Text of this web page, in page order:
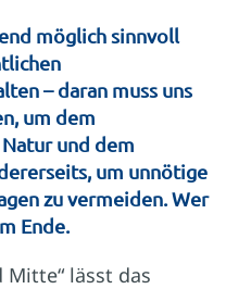
möglich sinnvoll
– daran muss uns
um dem
und dem
um unnötige
zu vermeiden. Wer
Ende.
Mitte“ lässt das